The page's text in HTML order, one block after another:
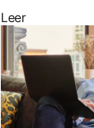
Leer